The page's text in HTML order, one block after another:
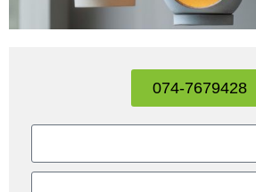
074-7679428